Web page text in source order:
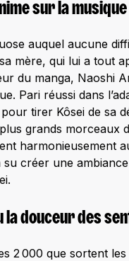
sur la
auquel aucune
mère, qui lui a tout
du manga, Naoshi
Pari réussi dans
tirer Kôsei de sa
grands
harmonieusement
su créer une
la douceur des
2 000 que sortent